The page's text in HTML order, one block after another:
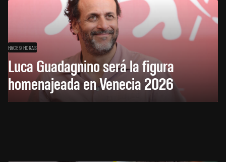
HACE 9 HORAS
Luca Guadagnino será la figura
homenajeada en Venecia 2026